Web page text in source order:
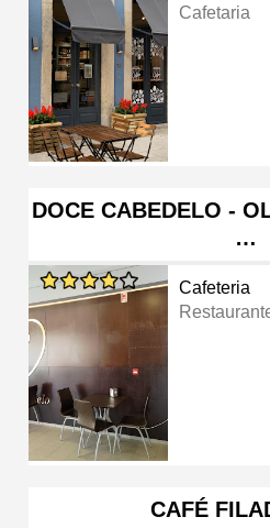
Cafetaria
DOCE CABEDELO -
…
Cafeteria
CAFÉ